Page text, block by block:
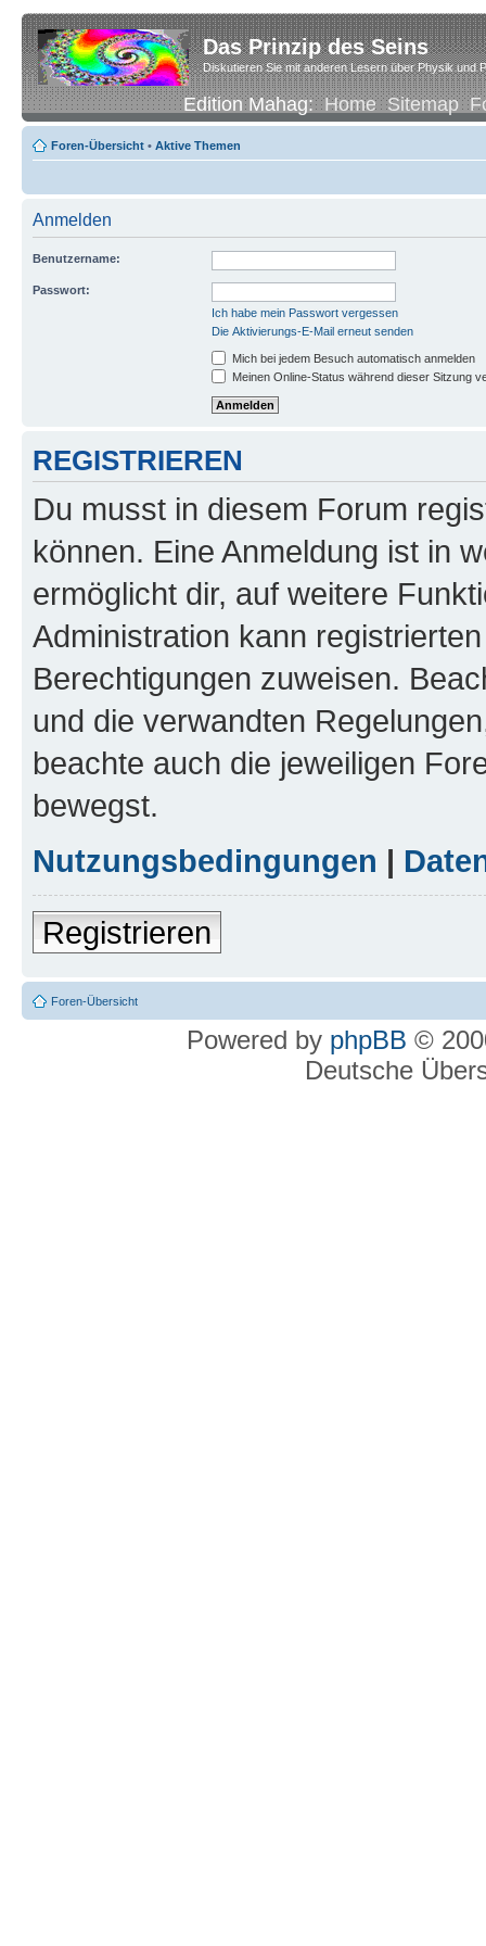
Das Prinzip des Seins
Diskutieren Sie mit anderen Lesern über Physik und
Edition Mahag:Home Sitemap
Foren-Übersicht • Aktive Themen
Anmelden
Benutzername:
Passwort:
Ich habe mein Passwort vergessen
Die Aktivierungs-E-Mail erneut senden
Mich bei jedem Besuch automatisch anmelden
Meinen Online-Status während dieser Sitzung
REGISTRIEREN
Du musst in diesem Forum
können. Eine Anmeldung ist in
ermöglicht dir, auf weitere
Administration kann
Berechtigungen zuweisen.
und die verwandten
beachte auch die jeweiligen
bewegst.
Nutzungsbedingungen |
Registrieren
Foren-Übersicht
Powered by phpBB ©
Deutsche